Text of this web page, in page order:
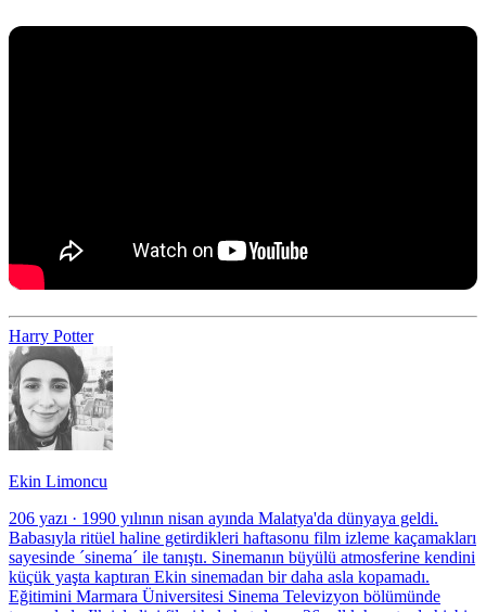
Harry Potter
Ekin Limoncu
206 yazı · 1990 yılının nisan ayında Malatya'da dünyaya geldi.
Babasıyla ritüel haline getirdikleri haftasonu film izleme kaçamakları
sayesinde ´sinema´ ile tanıştı. Sinemanın büyülü atmosferine kendini
küçük yaşta kaptıran Ekin sinemadan bir daha asla kopamadı.
Eğitimini Marmara Üniversitesi Sinema Televizyon bölümünde